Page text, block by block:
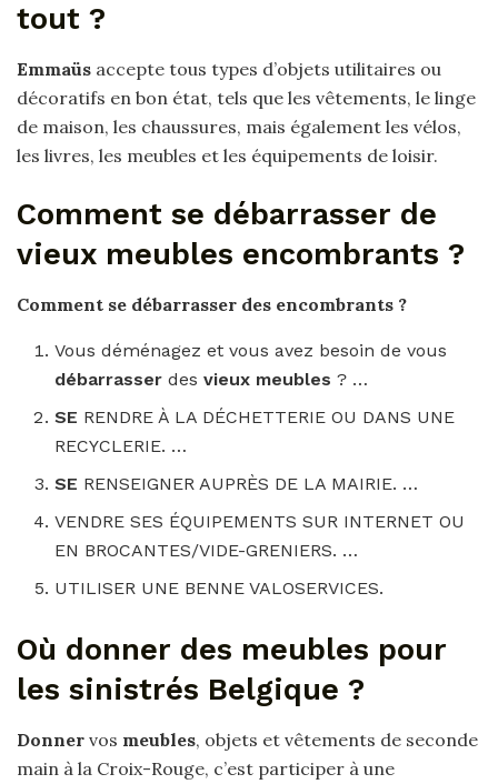
tout ?
Emmaüs accepte tous types d’objets utilitaires ou
décoratifs en bon état, tels que les vêtements, le linge
de maison, les chaussures, mais également les vélos,
les livres, les meubles et les équipements de loisir.
Comment se débarrasser de
vieux meubles encombrants ?
Comment se débarrasser des encombrants ?
Vous déménagez et vous avez besoin de vous
débarrasserdesvieux meubles? …
SE RENDRE À LA DÉCHETTERIE OU DANS UNE
RECYCLERIE. …
SE RENSEIGNER AUPRÈS DE LA MAIRIE. …
VENDRE SES ÉQUIPEMENTS SUR INTERNET OU
EN BROCANTES/VIDE-GRENIERS. …
UTILISER UNE BENNE VALOSERVICES.
Où donner des meubles pour
les sinistrés Belgique ?
Donner vos meubles, objets et vêtements de seconde
main à la Croix-Rouge, c’est participer à une